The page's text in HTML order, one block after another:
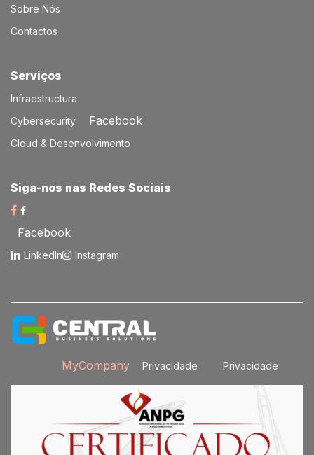
Sobre Nós
Contactos
Serviços​
Infraestructura
Cybersecurity
Facebook
Cloud & Desenvolvimento
Siga-nos nas Redes Sociais​
Facebook
LinkedIn Instagram
MyCompany Privacidade Privacidade